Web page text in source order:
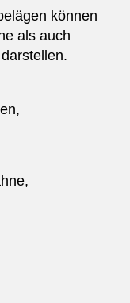
können
als auch